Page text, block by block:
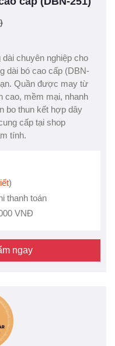
chuyên nghiệp cho
dài bó cao cấp (DBN-
Quần được may từ
cao, mềm mại, nhanh
bo thun kết hợp dây
cấp tại shop
tính.
)
thanh toán
VNĐ
ngay